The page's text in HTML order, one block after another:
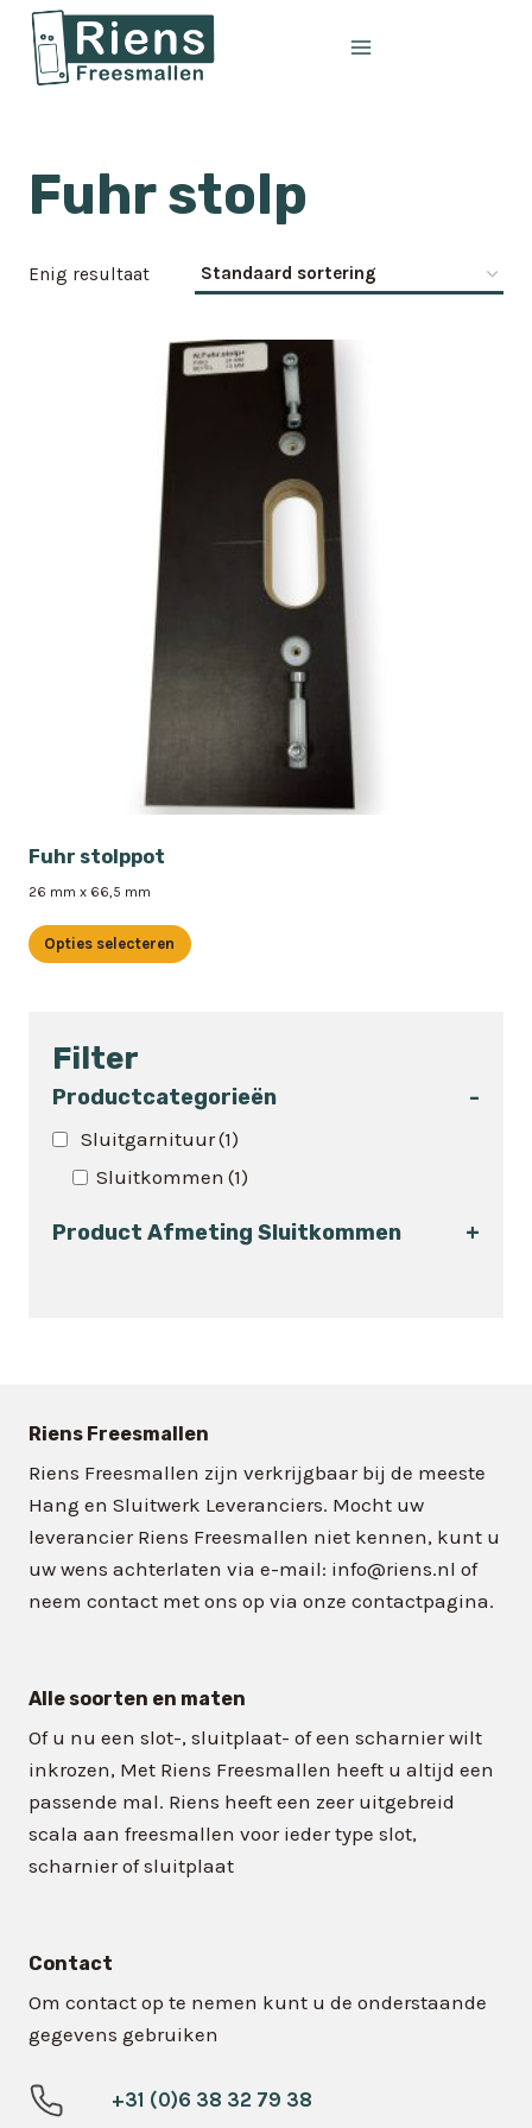
Doorgaan
naar
inhoud
Fuhr stolp
Enig resultaat
Fuhr stolppot
26 mm x 66,5 mm
Opties selecteren
meerdere
variaties.
optie
worden
Filter
Productcategorieën -
Sluitgarnituur(1)
Sluitkommen (1)
Product Afmeting Sluitkommen +
Riens Freesmallen
Riens Freesmallen zijn verkrijgbaar bij de meeste
Hang en Sluitwerk Leveranciers. Mocht uw
leverancier Riens Freesmallen niet kennen, kunt u
uw wens achterlaten via e-mail: info@riens.nl of
neem contact met ons op via onze contactpagina.
Alle soorten en maten
Of u nu een slot-, sluitplaat- of een scharnier wilt
inkrozen, Met Riens Freesmallen heeft u altijd een
passende mal. Riens heeft een zeer uitgebreid
scala aan freesmallen voor ieder type slot,
scharnier of sluitplaat
Contact
Om contact op te nemen kunt u de onderstaande
gegevens gebruiken
+31 (0)6 38 32 79 38